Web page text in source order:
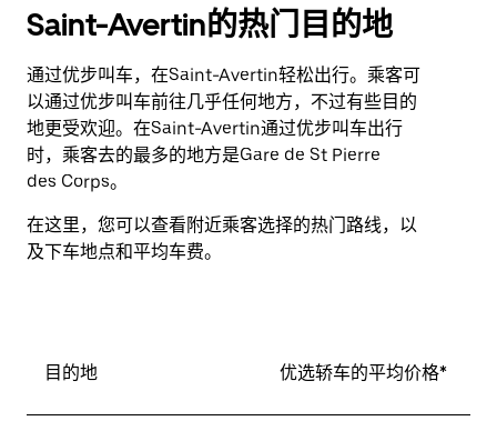
头
键
可
浏
览
日
历
选
择
键
Saint-Avertin的热门目的地
通过优步叫车，在Saint-Avertin轻松出行。乘客可
以通过优步叫车前往几乎任何地方，不过有些目的
地更受欢迎。在Saint-Avertin通过优步叫车出行
时，乘客去的最多的地方是Gare de St Pierre
des Corps。
在这里，您可以查看附近乘客选择的热门路线，以
及下车地点和平均车费。
目的地 优选轿车的平均价格*